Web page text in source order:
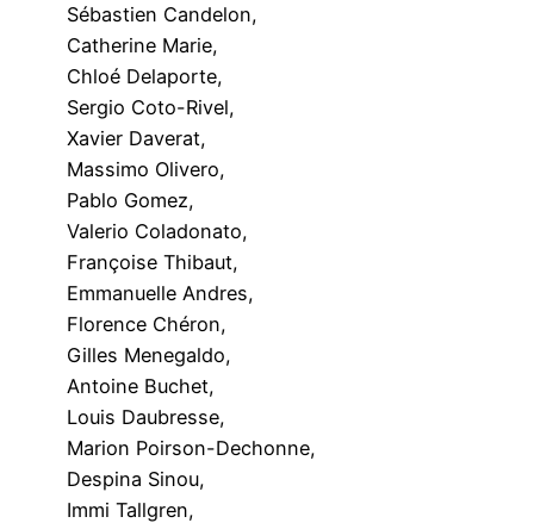
Sébastien Candelon,
Catherine Marie,
Chloé Delaporte,
Sergio Coto-Rivel,
Xavier Daverat,
Massimo Olivero,
Pablo Gomez,
Valerio Coladonato,
Françoise Thibaut,
Emmanuelle Andres,
Florence Chéron,
Gilles Menegaldo,
Antoine Buchet,
Louis Daubresse,
Marion Poirson-Dechonne,
Despina Sinou,
Immi Tallgren,